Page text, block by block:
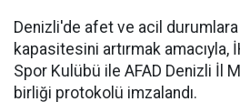
Denizli'de afet ve acil
kapasitesini artırmak amacıyla,
Spor Kulübü ile AFAD Denizli İl
birliği protokolü imzalandı.